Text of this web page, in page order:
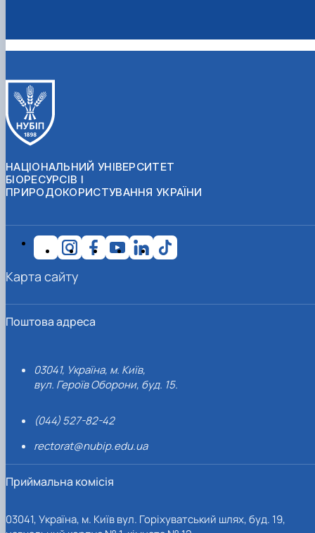
НАЦІОНАЛЬНИЙ УНІВЕРСИТЕТ
БІОРЕСУРСІВ І
ПРИРОДОКОРИСТУВАННЯ УКРАЇНИ
Поштова адреса
03041, Україна, м. Київ,
вул. Героїв Оборони, буд. 15.
(044) 527-82-42
rectorat@nubip.edu.ua
Приймальна комісія
03041, Україна, м. Київ вул. Горіхуватський шлях, буд. 19,
Карта сайту